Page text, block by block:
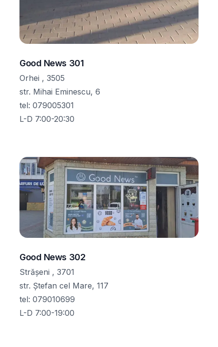
Good News 301
Orhei , 3505
str. Mihai Eminescu, 6
tel: 079005301
L-D 7:00-20:30
Good News 302
Strășeni , 3701
str. Ștefan cel Mare, 117
tel: 079010699
L-D 7:00-19:00